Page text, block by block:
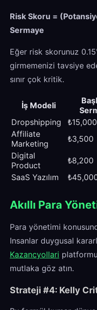
Risk Skoru =
Sermaye
Eğer risk skorunuz
girmemenizi tavsiye
sınır çok kritik.
İş Modeli
Dropshipping
₺15,000
Affiliate
Marketing
₺3,500
Digital
Product
₺8,200
SaaS Yazılım
Akıllı Para
Para yönetimi
Insanlar duygusal
Kazancyollari
mutlaka göz atın.
Strateji #4: Kelly